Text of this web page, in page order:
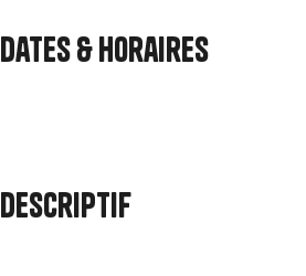
Dates & horaires
Descriptif